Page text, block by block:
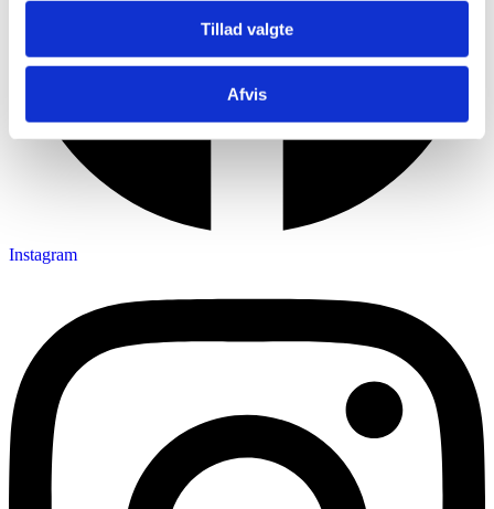
Tillad valgte
Afvis
Instagram